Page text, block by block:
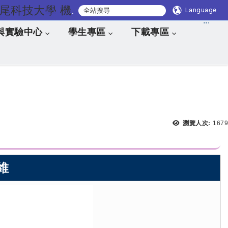
國立虎尾科技大學 機械與電腦輔助工程系 Language
:::
實驗中心 學生專區 下載專區
瀏覽人次: 1679